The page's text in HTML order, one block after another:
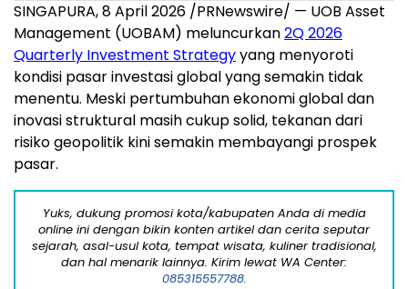
SINGAPURA, 8 April 2026 /PRNewswire/ — UOB Asset
Management (UOBAM) meluncurkan2Q 2026
Quarterly Investment Strategyyang menyoroti
kondisi pasar investasi global yang semakin tidak
menentu. Meski pertumbuhan ekonomi global dan
inovasi struktural masih cukup solid, tekanan dari
risiko geopolitik kini semakin membayangi prospek
pasar.
Yuks, dukung promosi kota/kabupaten Anda di media
online ini dengan bikin konten artikel dan cerita seputar
sejarah, asal-usul kota, tempat wisata, kuliner tradisional,
dan hal menarik lainnya. Kirim lewat WA Center:
085315557788.